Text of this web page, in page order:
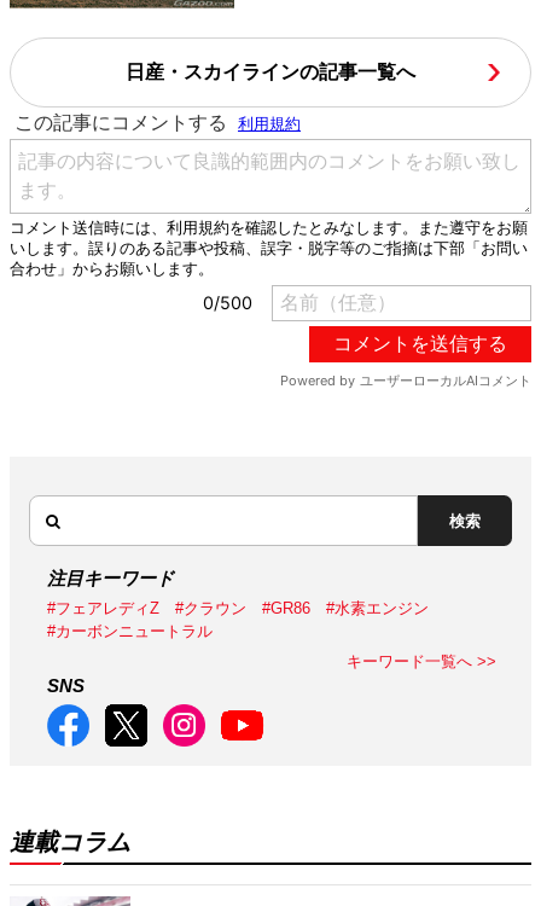
日産・スカイラインの記事一覧へ
検索
注目キーワード
#フェアレディZ #クラウン #GR86
#水素エンジン
#カーボンニュートラル
キーワード一覧へ >>
SNS
連載コラム